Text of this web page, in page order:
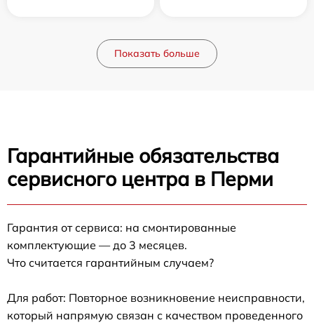
Показать больше
Гарантийные обязательства
сервисного центра в Перми
Гарантия от сервиса: на смонтированные
комплектующие — до 3 месяцев.
Что считается гарантийным случаем?
Для работ: Повторное возникновение неисправности,
который напрямую связан с качеством проведенного